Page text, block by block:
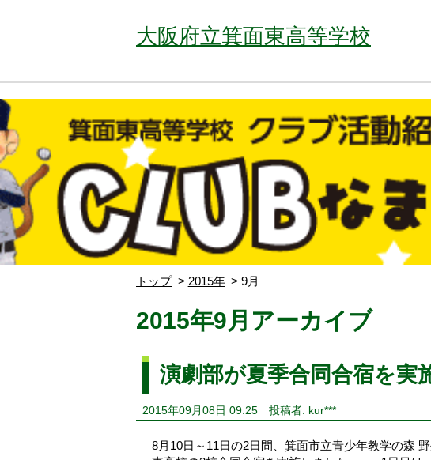
大阪府立箕面東高等学校
トップ 2015年 9月
2015年9月アーカイブ
演劇部が夏季合同合宿を実
2015年09月08日 09:25 投稿者: kur***
8月10日～11日の2日間、箕面市立青少年教学の森